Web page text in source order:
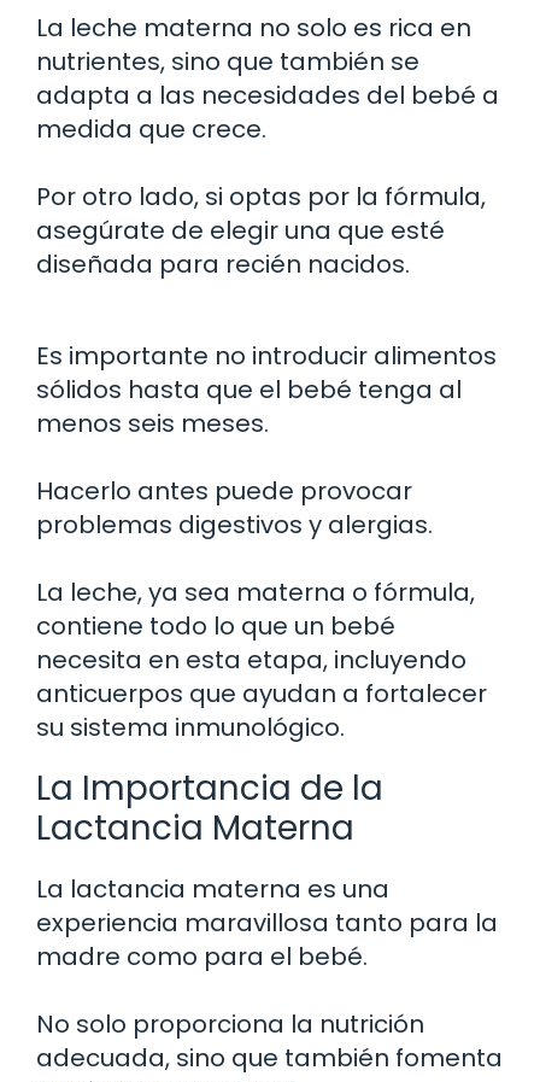
La leche materna no solo es rica en
nutrientes, sino que también se
adapta a las necesidades del bebé a
medida que crece.
Por otro lado, si optas por la fórmula,
asegúrate de elegir una que esté
diseñada para recién nacidos.
Es importante no introducir alimentos
sólidos hasta que el bebé tenga al
menos seis meses.
Hacerlo antes puede provocar
problemas digestivos y alergias.
La leche, ya sea materna o fórmula,
contiene todo lo que un bebé
necesita en esta etapa, incluyendo
anticuerpos que ayudan a fortalecer
su sistema inmunológico.
La Importancia de la
Lactancia Materna
La lactancia materna es una
experiencia maravillosa tanto para la
madre como para el bebé.
No solo proporciona la nutrición
adecuada, sino que también fomenta